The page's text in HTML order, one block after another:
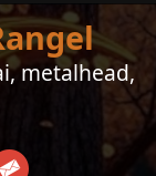
metalhead,